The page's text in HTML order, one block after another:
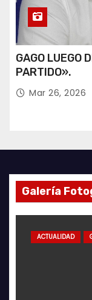
GAGO LUEGO
PARTIDO».
Mar 26, 2026
Galería
ACTUALIDAD